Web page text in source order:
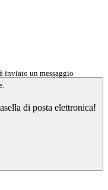
inviato un messaggio
di posta elettronica!